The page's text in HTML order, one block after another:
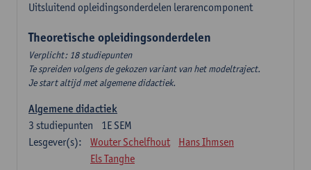
Uitsluitend opleidingsonderdelen lerarencomponent
Theoretische opleidingsonderdelen
Verplicht: 18 studiepunten
Te spreiden volgens de gekozen variant van het modeltraject.
Je start altijd met algemene didactiek.
Algemene didactiek
1E SEM
3 studiepunten
Lesgever(s):
Wouter Schelfhout
Hans Ihmsen
Els Tanghe